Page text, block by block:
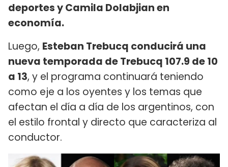
deportes y Camila Dolabjian en
economía.
Luego, Esteban Trebucq conducirá una
nueva temporada de Trebucq 107.9 de 10
a 13, y el programa continuará teniendo
como eje a los oyentes y los temas que
afectan el día a día de los argentinos, con
el estilo frontal y directo que caracteriza al
conductor.